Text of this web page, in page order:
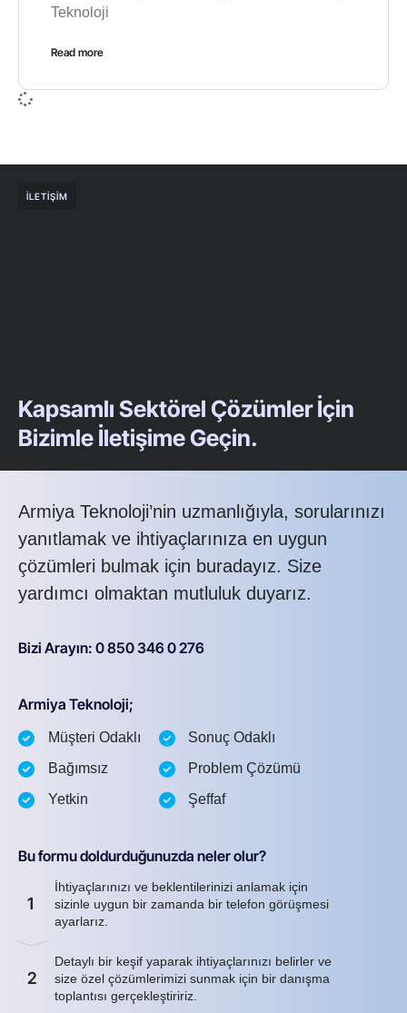
Teknoloji
Read more
İLETIŞIM
Kapsamlı Sektörel Çözümler İçin
Bizimle İletişime Geçin.
Armiya Teknoloji’nin uzmanlığıyla, sorularınızı
yanıtlamak ve ihtiyaçlarınıza en uygun
çözümleri bulmak için buradayız. Size
yardımcı olmaktan mutluluk duyarız.
Bizi Arayın: 0 850 346 0 276
Armiya Teknoloji;
Müşteri Odaklı
Bağımsız
Yetkin
Sonuç Odaklı
Problem Çözümü
Şeffaf
Bu formu doldurduğunuzda neler olur?
1
İhtiyaçlarınızı ve beklentilerinizi anlamak için
sizinle uygun bir zamanda bir telefon görüşmesi
ayarlarız.
2
Detaylı bir keşif yaparak ihtiyaçlarınızı belirler ve
size özel çözümlerimizi sunmak için bir danışma
toplantısı gerçekleştiririz.